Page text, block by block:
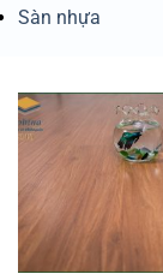
Sàn nhựa